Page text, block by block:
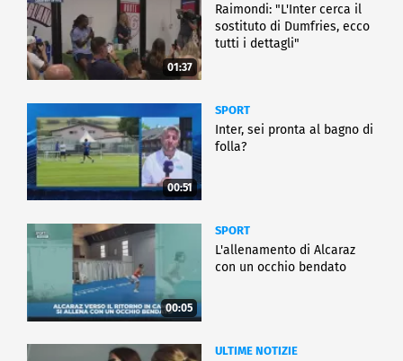
01:37
Raimondi: "L'Inter cerca il
sostituto di Dumfries, ecco
tutti i dettagli"
00:51
SPORT
Inter, sei pronta al bagno di
folla?
00:05
SPORT
L'allenamento di Alcaraz
con un occhio bendato
ULTIME NOTIZIE